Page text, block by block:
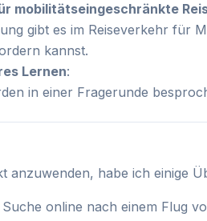
mobilitätseingeschränkte
gibt es im Reiseverkehr für
kannst.
Lernen:
in einer Fragerunde
anzuwenden, habe ich einige
Suche online nach einem Flug